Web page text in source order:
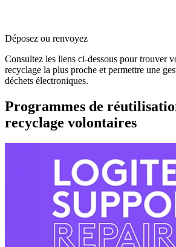
Déposez ou renvoyez
Consultez les liens ci-dessous pour trouver
recyclage la plus proche et permettre une
déchets électroniques.
Programmes de
recyclage volontaires